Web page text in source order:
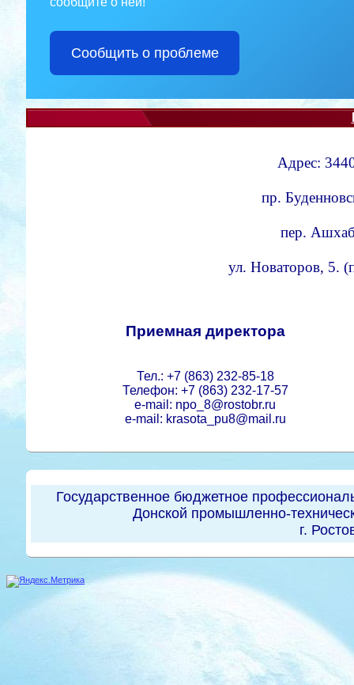
Сообщить о проблеме
Адрес:
пр.
пер.
ул. Новаторов, 5.
Приемная директора
Тел.: +7 (863) 232-85-18
Телефон: +7 (863) 232-17-57
e-mail: npo_8@rostobr.ru
e-mail: krasota_pu8@mail.ru
Государственное бюджетное
Донской промышленно-
г.